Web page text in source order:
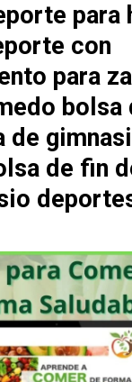
para
con
para
bolsa
de
de fin